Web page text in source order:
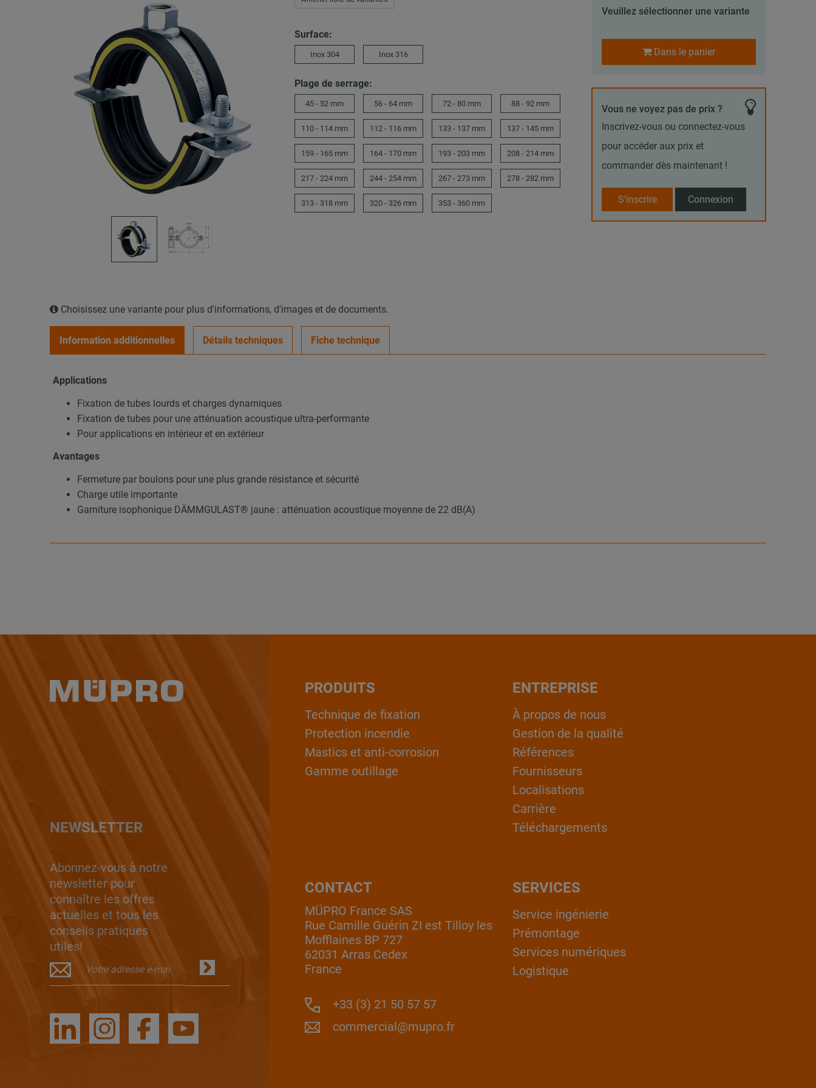
Surface:
Inox 304 Inox 316
Plage de serrage:
45 - 52 mm 56 - 64 mm 72 - 80 mm 88 - 92 mm
110 - 114 mm 112 - 116 mm 133 - 137 mm 137 - 145 mm
159 - 165 mm 164 - 170 mm 193 - 203 mm 208 - 214 mm
217 - 224 mm 244 - 254 mm 267 - 273 mm 278 - 282 mm
313 - 318 mm 320 - 326 mm 353 - 360 mm
Veuillez sélectionner une variante
Dans le panier
Vous ne voyez pas de prix ?
Inscrivez-vous ou connectez-vous
pour accéder aux prix et
commander dès maintenant !
S'inscrire Connexion
Choisissez une variante pour plus d'informations, d'images et de documents.
Information additionnelles Détails techniques Fiche technique
Applications
Fixation de tubes lourds et charges dynamiques
Fixation de tubes pour une atténuation acoustique ultra-performante
Pour applications en intérieur et en extérieur
Avantages
Fermeture par boulons pour une plus grande résistance et sécurité
Charge utile importante
Garniture isophonique DÄMMGULAST® jaune : atténuation acoustique moyenne de 22 dB(A)
NEWSLETTER
Abonnez-vous à notre
newsletter pour
connaître les offres
actuelles et tous les
conseils pratiques
utiles!
PRODUITS
Technique de fixation
Protection incendie
Mastics et anti-corrosion
Gamme outillage
ENTREPRISE
À propos de nous
Gestion de la qualité
Références
Fournisseurs
Localisations
Carrière
Téléchargements
CONTACT
MÜPRO France SAS
Rue Camille Guérin ZI est Tilloy les
Mofflaines BP 727
62031 Arras Cedex
France
+33 (3) 21 50 57 57
commercial@mupro.fr
SERVICES
Service ingénierie
Prémontage
Services numériques
Logistique